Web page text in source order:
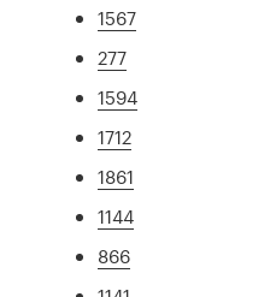
1567
277
1594
1712
1861
1144
866